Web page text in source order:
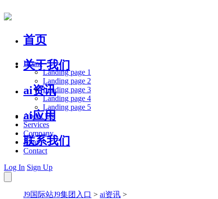
首页
关于我们
ai资讯
ai应用
联系我们
Home
Landing page 1
Landing page 2
Landing page 3
Landing page 4
Landing page 5
About Us
Services
Company
Blog
Contact
Log In Sign Up
J9国际站J9集团入口 > ai资讯 >